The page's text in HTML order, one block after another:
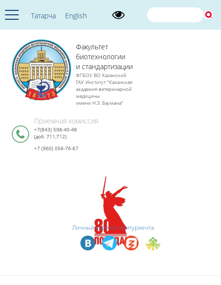
Татарча English
Факультет
биотехнологии
и стандартизации
ФГБОУ ВО Казанский
ГАУ Институт "Казанская
академия ветеринарной
медицины
имени Н.Э. Баумана"
Приемная комиссия
+7(843) 598-40-48
(доб. 711,712)
+7 (960) 056-76-67
Личный кабинет абитуриента